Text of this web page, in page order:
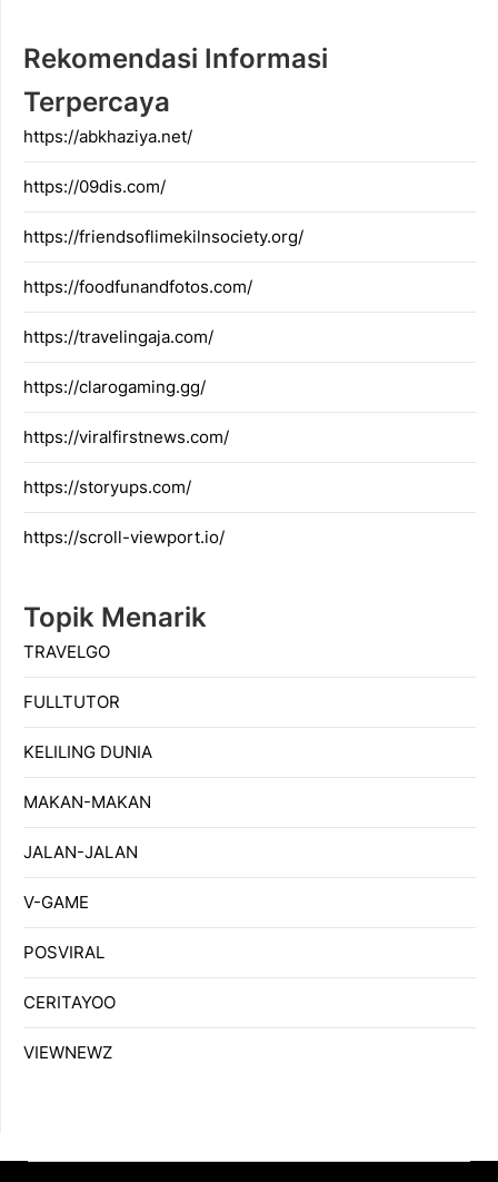
Rekomendasi Informasi
Terpercaya
https://abkhaziya.net/
https://09dis.com/
https://friendsoflimekilnsociety.org/
https://foodfunandfotos.com/
https://travelingaja.com/
https://clarogaming.gg/
https://viralfirstnews.com/
https://storyups.com/
https://scroll-viewport.io/
Topik Menarik
TRAVELGO
FULLTUTOR
KELILING DUNIA
MAKAN-MAKAN
JALAN-JALAN
V-GAME
POSVIRAL
CERITAYOO
VIEWNEWZ